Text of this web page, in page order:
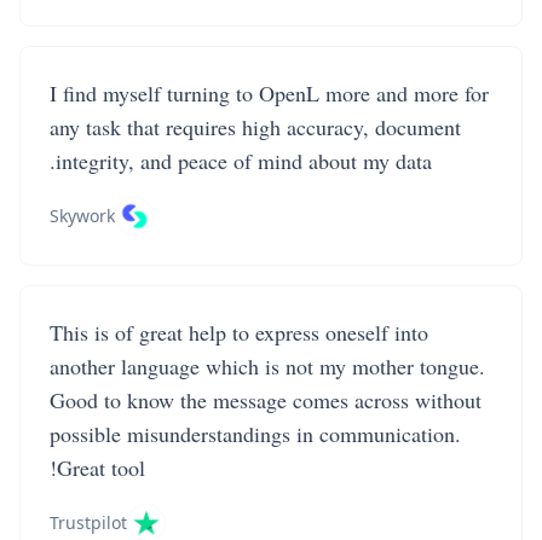
I find myself turning to OpenL more and more for
any task that requires high accuracy, document
integrity, and peace of mind about my data.
Skywork
This is of great help to express oneself into
another language which is not my mother tongue.
Good to know the message comes across without
possible misunderstandings in communication.
Great tool!
Trustpilot